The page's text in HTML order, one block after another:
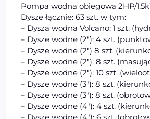
Pompa wodna obiegowa 2HP/
Dysze łącznie: 63 szt. w tym:
– Dysza wodna Volcano: 1 szt.
– Dysze wodne (2″): 4 szt.
– Dysze wodne (2″) 8 szt.
– Dysze wodne (2″): 8 szt.
– Dysze wodne (2″): 10 szt.
– Dysze wodne (3″): 8 szt.
– Dysze wodne (3″): 8 szt.
– Dysze wodne (4″): 4 szt.